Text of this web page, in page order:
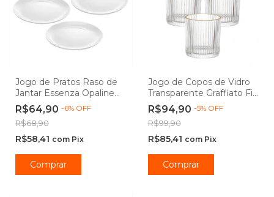
Jogo de Pratos Raso de
Jantar Essenza Opaline
25,5 cm - Rojemac
Profissional
R$64,90 -6% OFF
R$68,90
R$58,41 com Pix
Comprar
Jogo de Copos de Vidro
Transparente Graffiato Fio
de Ouro 320ml 6 peças -
Hauskraft
R$94,90 -5% OFF
R$99,90
R$85,41 com Pix